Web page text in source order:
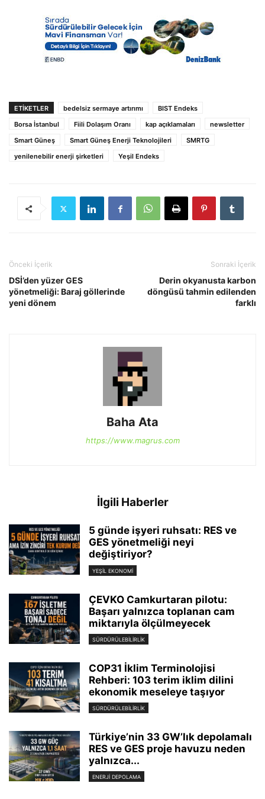
ETIKETLER bedelsiz sermaye artırımı
BIST Endeks
Borsa İstanbul
Fiili Dolaşım Oranı kap açıklamaları
newsletter
Smart Güneş
Smart Güneş Enerji Teknolojileri
SMRTG
yenilenebilir enerji şirketleri
Yeşil Endeks
Önceki İçerik
DSİ’den yüzer GES
yönetmeliği: Baraj göllerinde
yeni dönem
Sonraki İçerik
Derin okyanusta karbon
döngüsü tahmin edilenden
farklı
Baha Ata
https://www.magrus.com
İlgili Haberler
5 günde işyeri ruhsatı: RES ve
GES yönetmeliği neyi
değiştiriyor?
YEŞIL EKONOMI
ÇEVKO Camkurtaran pilotu:
Başarı yalnızca toplanan cam
miktarıyla ölçülmeyecek
SÜRDÜRÜLEBILIRLIK
COP31 İklim Terminolojisi
Rehberi: 103 terim iklim dilini
ekonomik meseleye taşıyor
SÜRDÜRÜLEBILIRLIK
Türkiye’nin 33 GW’lık depolamalı
RES ve GES proje havuzu neden
yalnızca...
ENERJI DEPOLAMA